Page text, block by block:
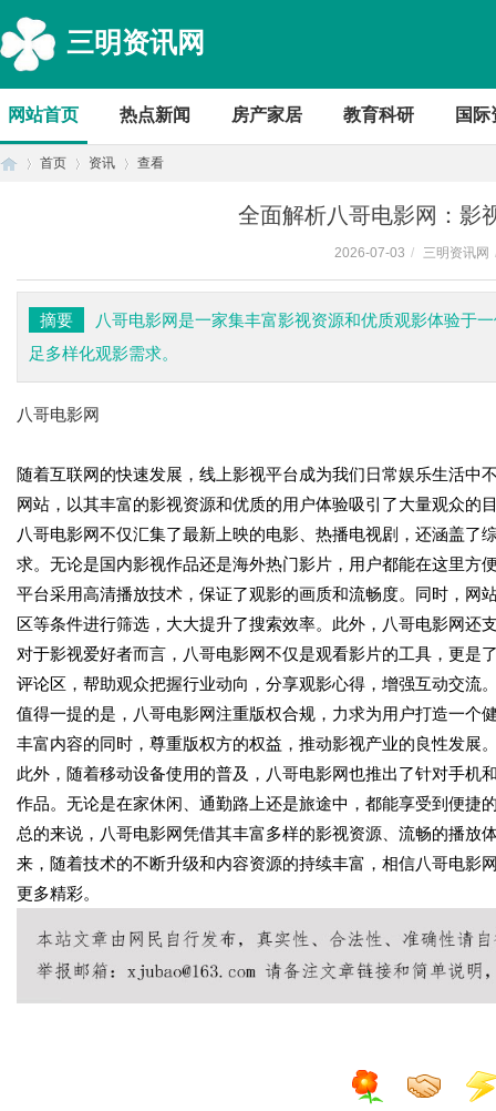
三明资讯网
网站首页 热点新闻 房产家居 教育科研 国际
首页 资讯 查看
全面解析八哥电影网：影
2026-07-03 / 三明资讯网
摘要
八哥电影网是一家集丰富影视资源和优质观影体验于
足多样化观影需求。
八哥电影网
随着互联网的快速发展，线上影视平台成为我们日常娱乐生活
网站，以其丰富的影视资源和优质的用户体验吸引了大量观众的
八哥电影网不仅汇集了最新上映的电影、热播电视剧，还涵盖
求。无论是国内影视作品还是海外热门影片，用户都能在这里方
平台采用高清播放技术，保证了观影的画质和流畅度。同时，网
区等条件进行筛选，大大提升了搜索效率。此外，八哥电影网还
对于影视爱好者而言，八哥电影网不仅是观看影片的工具，更
评论区，帮助观众把握行业动向，分享观影心得，增强互动交流
值得一提的是，八哥电影网注重版权合规，力求为用户打造一个
丰富内容的同时，尊重版权方的权益，推动影视产业的良性发展
此外，随着移动设备使用的普及，八哥电影网也推出了针对手
作品。无论是在家休闲、通勤路上还是旅途中，都能享受到便捷
总的来说，八哥电影网凭借其丰富多样的影视资源、流畅的播
来，随着技术的不断升级和内容资源的持续丰富，相信八哥电影
更多精彩。